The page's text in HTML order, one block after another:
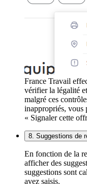
France Travail
vérifier la légalité
malgré ces
inappropriés, vous
« Signaler cette
8. Suggestions de
En fonction de la
afficher des
suggestions sont
avez saisis.